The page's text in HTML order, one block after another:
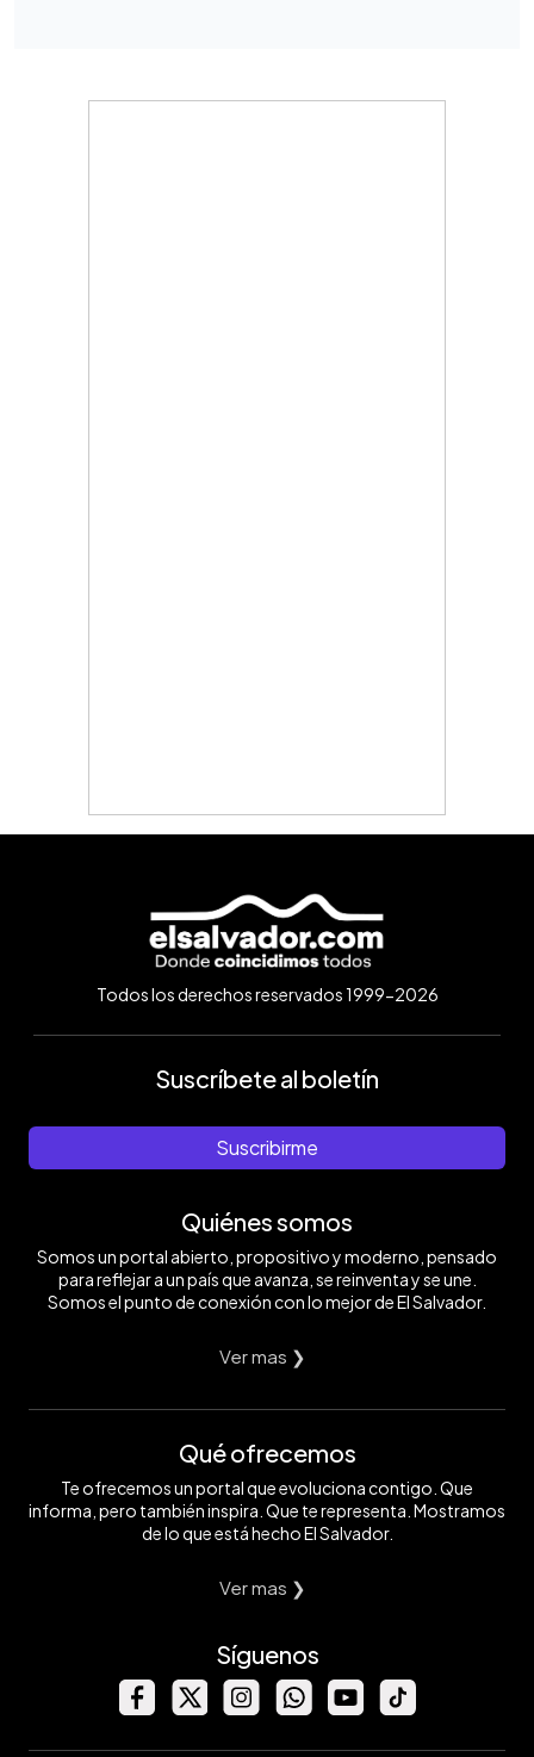
Todos los derechos reservados 1999-2026
Suscríbete al boletín
Suscribirme
Quiénes somos
Somos un portal abierto, propositivo y moderno, pensado
para reflejar a un país que avanza, se reinventa y se une.
Somos el punto de conexión con lo mejor de El Salvador.
Ver mas ❯
Qué ofrecemos
Te ofrecemos un portal que evoluciona contigo. Que
informa, pero también inspira. Que te representa. Mostramos
de lo que está hecho El Salvador.
Ver mas ❯
Síguenos